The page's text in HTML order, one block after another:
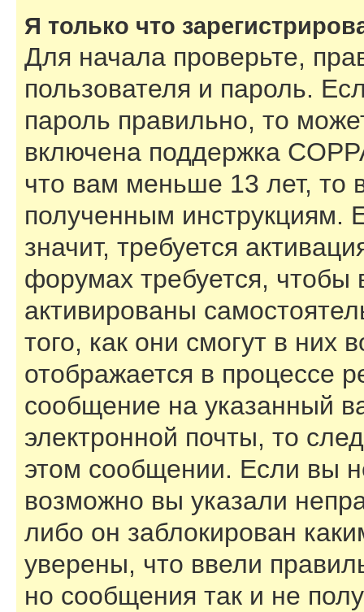
Я только что
Для начала проверьте,
пользователя и пароль.
пароль правильно, то
включена поддержка
что вам меньше 13 лет, то
полученным инструкциям.
значит, требуется
форумах требуется,
активированы
того, как они смогут в
отображается в процессе
сообщение на указанный
электронной почты, то
этом сообщении. Если вы
возможно вы указали
либо он заблокирован
уверены, что ввели
но сообщения так и не